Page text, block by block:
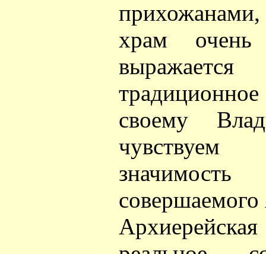
храм
своему
значимость